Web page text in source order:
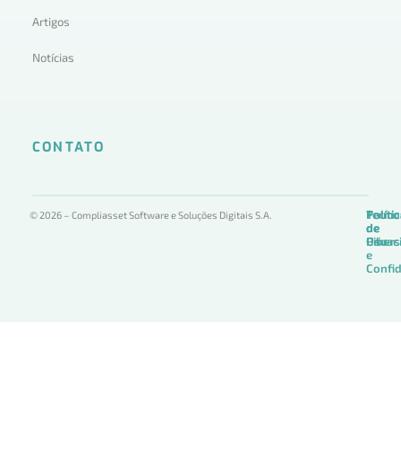
Artigos
Notícias
CONTATO
© 2026 – Compliasset Software e Soluções Digitais S.A.
de
Uso
de
de
e